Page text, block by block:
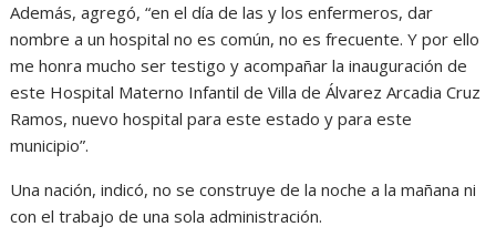
Además, agregó, “en el día de las y los enfermeros, dar
nombre a un hospital no es común, no es frecuente. Y por ello
me honra mucho ser testigo y acompañar la inauguración de
este Hospital Materno Infantil de Villa de Álvarez Arcadia Cruz
Ramos, nuevo hospital para este estado y para este
municipio”.
Una nación, indicó, no se construye de la noche a la mañana ni
con el trabajo de una sola administración.